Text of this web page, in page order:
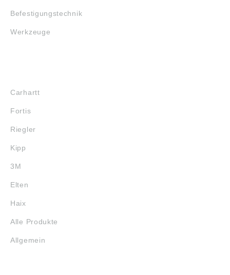
Befestigungstechnik
Werkzeuge
Carhartt
Fortis
Riegler
Kipp
3M
Elten
Haix
Alle Produkte
Allgemein